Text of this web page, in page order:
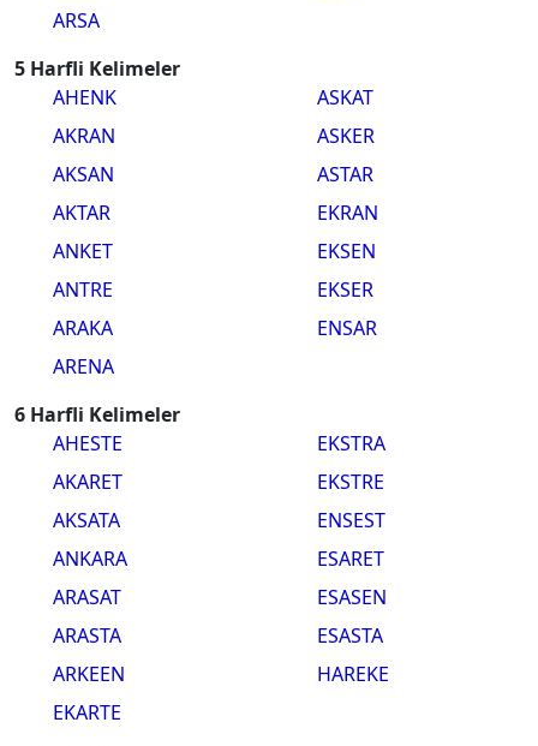
ARSA
5 Harfli Kelimeler
AHENK
AKRAN
AKSAN
AKTAR
ANKET
ANTRE
ARAKA
ARENA
ASKAT
ASKER
ASTAR
EKRAN
EKSEN
EKSER
ENSAR
6 Harfli Kelimeler
AHESTE
AKARET
AKSATA
ANKARA
ARASAT
ARASTA
ARKEEN
EKARTE
EKSTRA
EKSTRE
ENSEST
ESARET
ESASEN
ESASTA
HAREKE